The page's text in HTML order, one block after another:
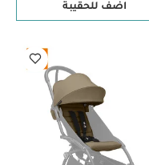
اضف للحقيبة